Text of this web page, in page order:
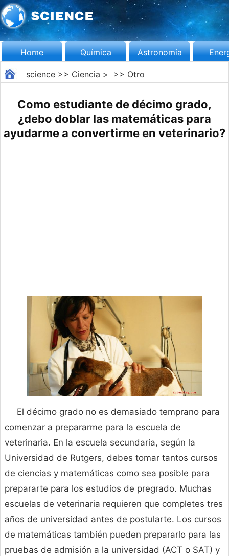
Home Química Astronomía
science>> Ciencia > >> Otro
Como estudiante de décimo grado,
¿debo doblar las matemáticas para
ayudarme a convertirme en veterinario?
El décimo grado no es demasiado temprano para
comenzar a prepararme para la escuela de
veterinaria. En la escuela secundaria, según la
Universidad de Rutgers, debes tomar tantos cursos
de ciencias y matemáticas como sea posible para
prepararte para los estudios de pregrado. Muchas
escuelas de veterinaria requieren que completes tres
años de universidad antes de postularte. Los cursos
de matemáticas también pueden prepararlo para las
pruebas de admisión a la universidad (ACT o SAT) y